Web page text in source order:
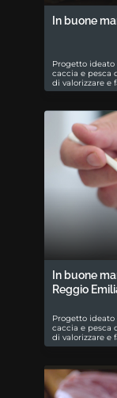
In buone
Progetto ideato
caccia e pesca
di valorizzare e
In buone
Reggio
Progetto ideato
caccia e pesca
di valorizzare e